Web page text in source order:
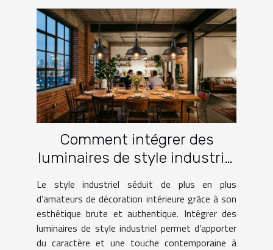
Comment intégrer des
luminaires de style industriel
dans votre intérieur ?
Le style industriel séduit de plus en plus
d’amateurs de décoration intérieure grâce à son
esthétique brute et authentique. Intégrer des
luminaires de style industriel permet d’apporter
du caractère et une touche contemporaine à